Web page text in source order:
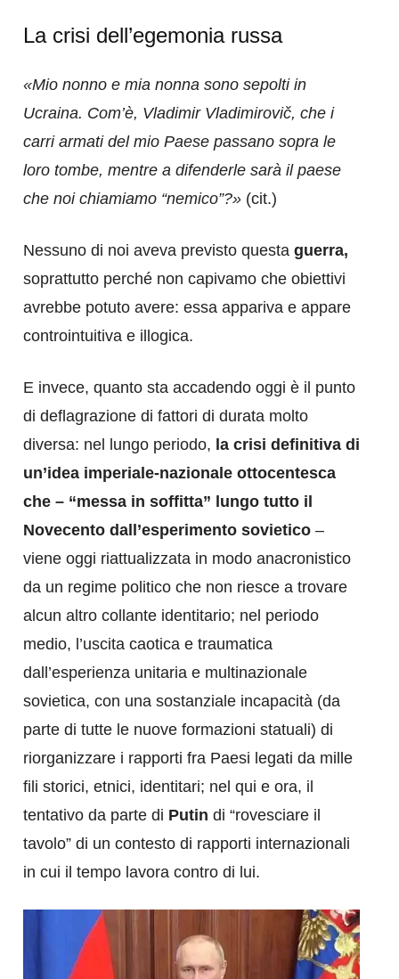
La crisi dell’egemonia russa
«Mio nonno e mia nonna sono sepolti in
Ucraina. Com’è, Vladimir Vladimirovič, che i
carri armati del mio Paese passano sopra le
loro tombe, mentre a difenderle sarà il paese
che noi chiamiamo “nemico”?» (cit.)
Nessuno di noi aveva previsto questa guerra,
soprattutto perché non capivamo che obiettivi
avrebbe potuto avere: essa appariva e appare
controintuitiva e illogica.
E invece, quanto sta accadendo oggi è il punto
di deflagrazione di fattori di durata molto
diversa: nel lungo periodo, la crisi definitiva di
un’idea imperiale-nazionale ottocentesca
che – “messa in soffitta” lungo tutto il
Novecento dall’esperimento sovietico –
viene oggi riattualizzata in modo anacronistico
da un regime politico che non riesce a trovare
alcun altro collante identitario; nel periodo
medio, l’uscita caotica e traumatica
dall’esperienza unitaria e multinazionale
sovietica, con una sostanziale incapacità (da
parte di tutte le nuove formazioni statuali) di
riorganizzare i rapporti fra Paesi legati da mille
fili storici, etnici, identitari; nel qui e ora, il
tentativo da parte di Putin di “rovesciare il
tavolo” di un contesto di rapporti internazionali
in cui il tempo lavora contro di lui.